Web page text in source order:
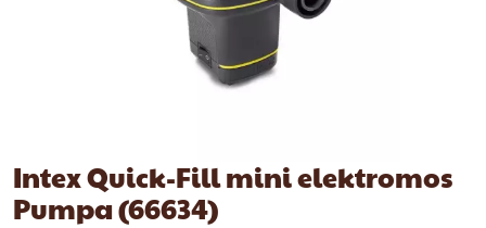
Intex Quick-Fill mini elektromos
Pumpa (66634)